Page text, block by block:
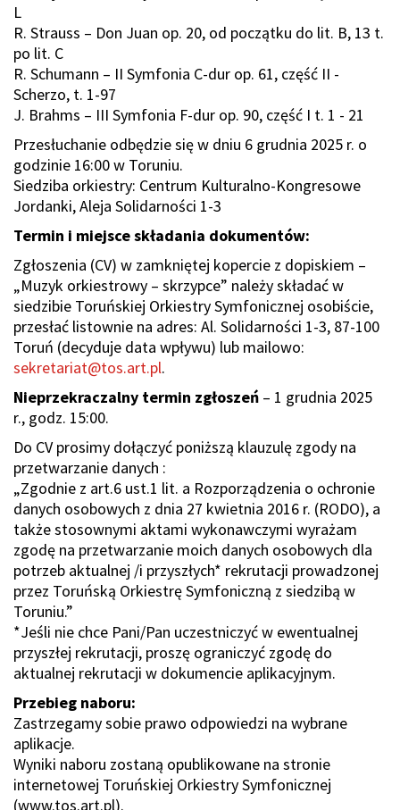
L
R. Strauss – Don Juan op. 20, od początku do lit. B, 13 t.
po lit. C
R. Schumann – II Symfonia C-dur op. 61, część II -
Scherzo, t. 1-97
J. Brahms – III Symfonia F-dur op. 90, część I t. 1 - 21
Przesłuchanie odbędzie się w dniu 6 grudnia 2025 r. o
godzinie 16:00 w Toruniu.
Siedziba orkiestry: Centrum Kulturalno-Kongresowe
Jordanki, Aleja Solidarności 1-3
Termin i miejsce składania dokumentów:
Zgłoszenia (CV) w zamkniętej kopercie z dopiskiem –
„Muzyk orkiestrowy – skrzypce” należy składać w
siedzibie Toruńskiej Orkiestry Symfonicznej osobiście,
przesłać listownie na adres: Al. Solidarności 1-3, 87-100
Toruń (decyduje data wpływu) lub mailowo:
sekretariat@tos.art.pl.
Nieprzekraczalny termin zgłoszeń – 1 grudnia 2025
r., godz. 15:00.
Do CV prosimy dołączyć poniższą klauzulę zgody na
przetwarzanie danych :
„Zgodnie z art.6 ust.1 lit. a Rozporządzenia o ochronie
danych osobowych z dnia 27 kwietnia 2016 r. (RODO), a
także stosownymi aktami wykonawczymi wyrażam
zgodę na przetwarzanie moich danych osobowych dla
potrzeb aktualnej /i przyszłych* rekrutacji prowadzonej
przez Toruńską Orkiestrę Symfoniczną z siedzibą w
Toruniu.”
*Jeśli nie chce Pani/Pan uczestniczyć w ewentualnej
przyszłej rekrutacji, proszę ograniczyć zgodę do
aktualnej rekrutacji w dokumencie aplikacyjnym.
Przebieg naboru:
Zastrzegamy sobie prawo odpowiedzi na wybrane
aplikacje.
Wyniki naboru zostaną opublikowane na stronie
internetowej Toruńskiej Orkiestry Symfonicznej
(www.tos.art.pl).